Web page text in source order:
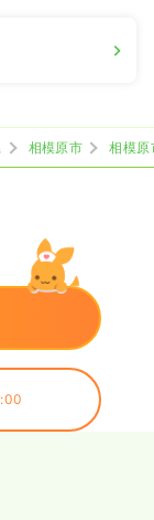
相模原市
相模原